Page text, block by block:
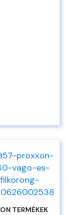
TERMÉKEK